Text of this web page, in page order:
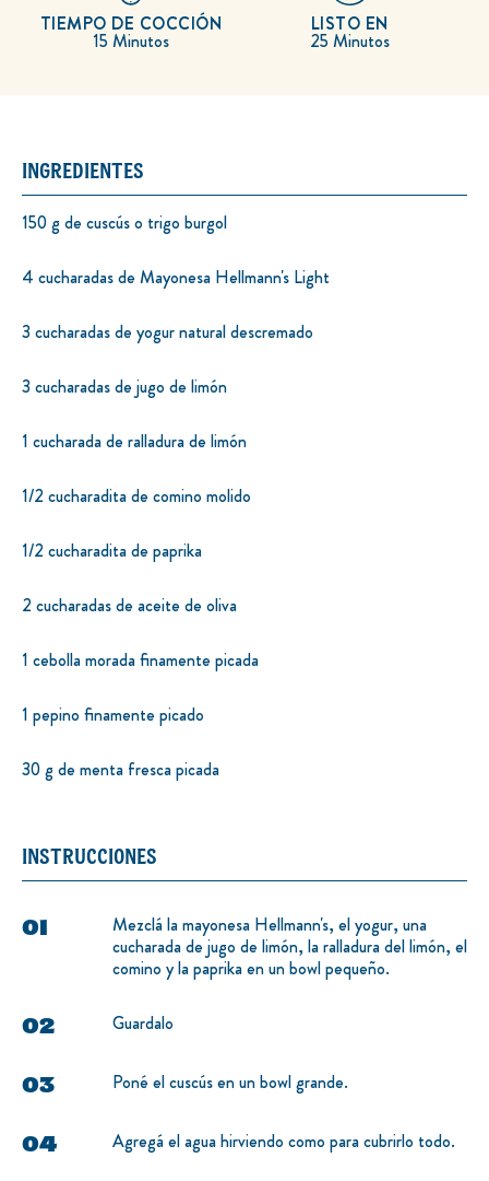
15 Minutos
TIEMPO DE COCCIÓN
25 Minutos
LISTO EN
INGREDIENTES
150 g de cuscús o trigo burgol
4 cucharadas de Mayonesa Hellmann's Light
3 cucharadas de yogur natural descremado
3 cucharadas de jugo de limón
1 cucharada de ralladura de limón
1/2 cucharadita de comino molido
1/2 cucharadita de paprika
2 cucharadas de aceite de oliva
1 cebolla morada finamente picada
1 pepino finamente picado
30 g de menta fresca picada
INSTRUCCIONES
Mezclá la mayonesa Hellmann's, el yogur, una
cucharada de jugo de limón, la ralladura del limón, el
comino y la paprika en un bowl pequeño.
Guardalo
Poné el cuscús en un bowl grande.
Agregá el agua hirviendo como para cubrirlo todo.